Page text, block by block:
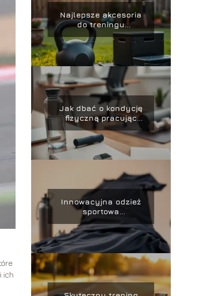
ich
Najlepsze akcesoria
do treningu
funkcjonalnego w
ogrodzie
Jak dbać o kondycję
fizyczną pracując
przy biurku?
Innowacyjna odzież
sportowa
odprowadzająca
wilgoć i ciepło